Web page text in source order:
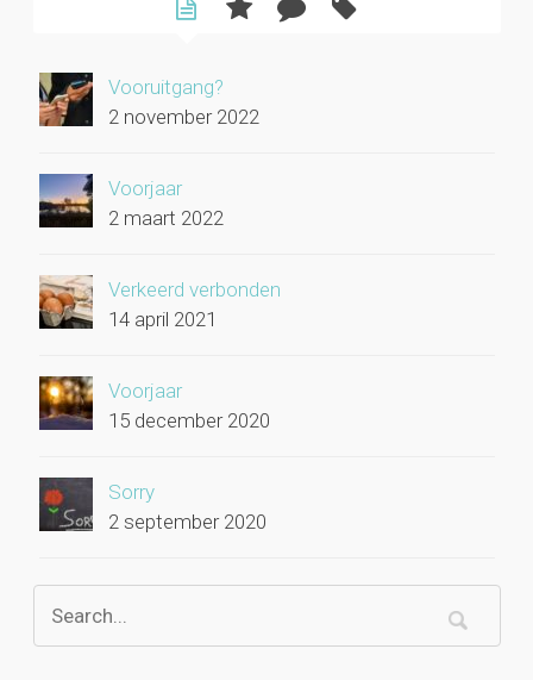
Vooruitgang?
2 november 2022
Voorjaar
2 maart 2022
Verkeerd verbonden
14 april 2021
Voorjaar
15 december 2020
Sorry
2 september 2020